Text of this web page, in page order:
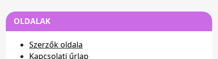
OLDALAK
Szerzők oldala
Kapcsolati űrlap